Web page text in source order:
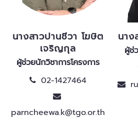
นางสาวปานชีวา โฆษิต
เจริญกุล
ผู้ช่วยนักวิชาการโครงการ
02-1427464
parncheewa.k@tgo.or.th
นาง
ผู้ช่